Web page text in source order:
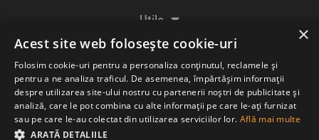
Utile
De la creatorii
Acceptăm plăți cu
×
Acest site web folosește cookie-uri
Folosim cookie-uri pentru a personaliza conținutul, reclamele și
pentru a ne analiza traficul. De asemenea, împărtășim informații
despre utilizarea site-ului nostru cu partenerii noștri de publicitate și
analiză, care le pot combina cu alte informații pe care le-ați furnizat
sau pe care le-au colectat din utilizarea serviciilor lor. Află mai multe
ARATĂ DETALIILE